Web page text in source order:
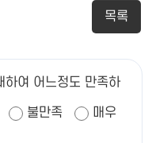
목록
하여 어느정도 만족하
불만족
매우